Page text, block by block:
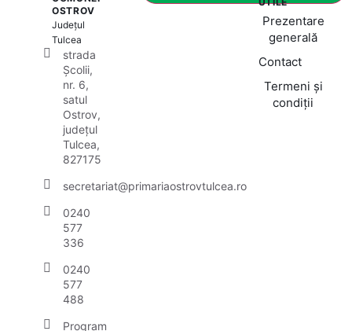
OSTROV
Județul
Tulcea
strada
Școlii,
nr. 6,
satul
Ostrov,
județul
Tulcea,
827175
secretariat@primariaostrovtulcea.ro
0240
577
336
0240
577
488
Program
Prezentare
generală
Contact
Termeni și
condiții